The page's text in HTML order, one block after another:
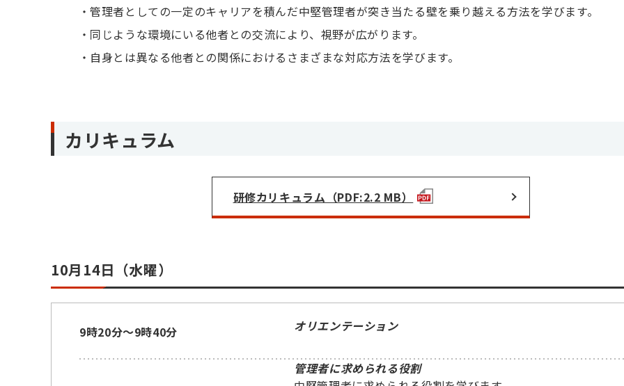
管理者としての一定のキャリアを積んだ中堅管理者が突き当たる壁を乗り越える方法を学びます。
同じような環境にいる他者との交流により、視野が広がります。
自身とは異なる他者との関係におけるさまざまな対応方法を学びます。
カリキュラム
研修カリキュラム（PDF:2.2 MB）
10月14日（水曜）
9時20分～9時40分 オリエンテーション
管理者に求められる役割